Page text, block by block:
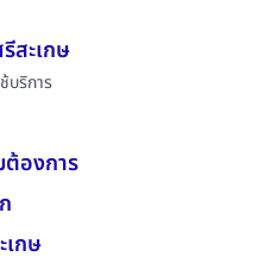
สะเกษ
บริการ
ต้องการ
เกษ